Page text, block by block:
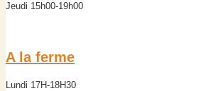
Jeudi 15h00-19h00
A la ferme
Lundi 17H-18H30